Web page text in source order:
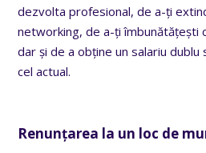
dezvolta profesional, de a-ți
networking, de a-ți îmbunătățești
dar și de a obține un salariu dublu
cel actual.
Renunțarea la un loc de